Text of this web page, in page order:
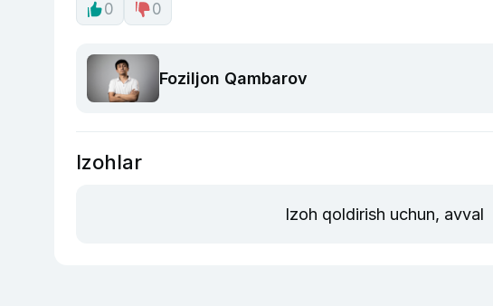
0 0
Foziljon Qambarov
Izohlar
Izoh qoldirish uchun, avval